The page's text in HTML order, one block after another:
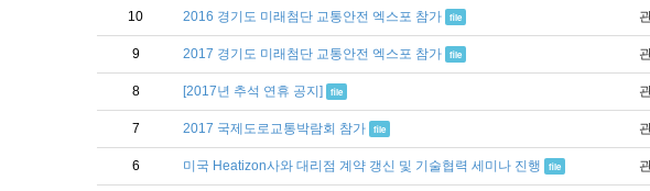
10 2016 경기도 미래첨단 교통안전 엑스포 참가 file
9 2017 경기도 미래첨단 교통안전 엑스포 참가 file
8 [2017년 추석 연휴 공지] file
7 2017 국제도로교통박람회 참가 file
6 미국 Heatizon사와 대리점 계약 갱신 및 기술협력 세미나 진행 file